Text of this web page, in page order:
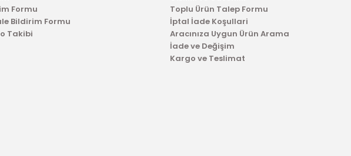
1.893,61 TL
Formu
Bildirim Formu
Takibi
Toplu Ürün Talep Formu
İptal İade Koşullari
Aracınıza Uygun Ürün Arama
İade ve Değişim
Kargo ve Teslimat